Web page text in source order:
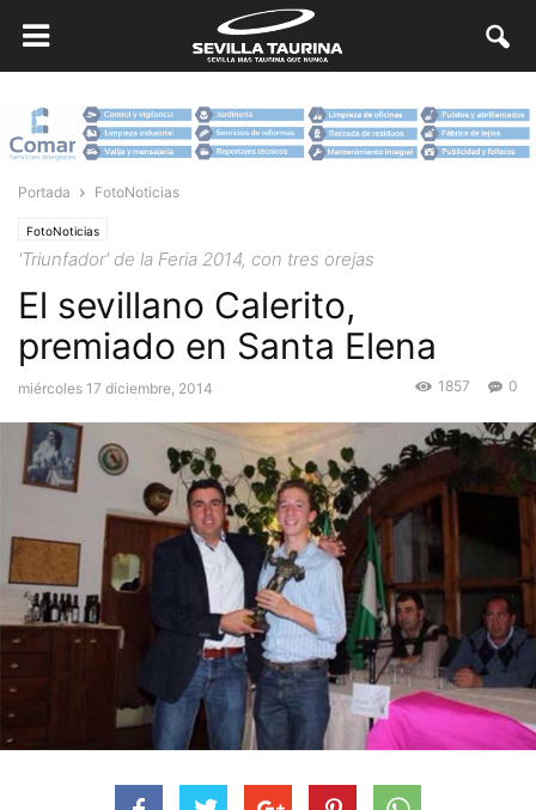
Portada FotoNoticias
FotoNoticias
'Triunfador' de la Feria 2014, con tres orejas
El sevillano Calerito,
premiado en Santa Elena
miércoles 17 diciembre, 2014 0
1857